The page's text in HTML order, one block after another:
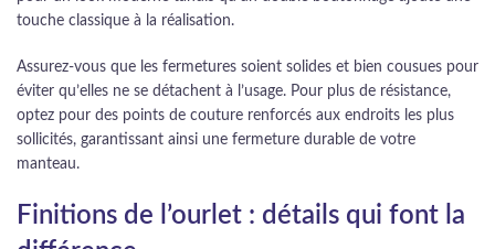
touche classique à la réalisation.
Assurez-vous que les fermetures soient solides et bien cousues pour
éviter qu’elles ne se détachent à l’usage. Pour plus de résistance,
optez pour des points de couture renforcés aux endroits les plus
sollicités, garantissant ainsi une fermeture durable de votre
manteau.
Finitions de l’ourlet : détails qui font la